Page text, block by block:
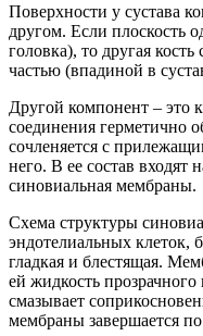
Поверхности у сустава
другом. Если плоскость
головка), то другая
частью (впадиной в
Другой компонент – это
соединения герметично
сочленяется с
него. В ее состав входят
синовиальная мембраны.
Схема структуры
эндотелиальных клеток,
гладкая и блестящая.
ей жидкость
смазывает
мембраны завершается